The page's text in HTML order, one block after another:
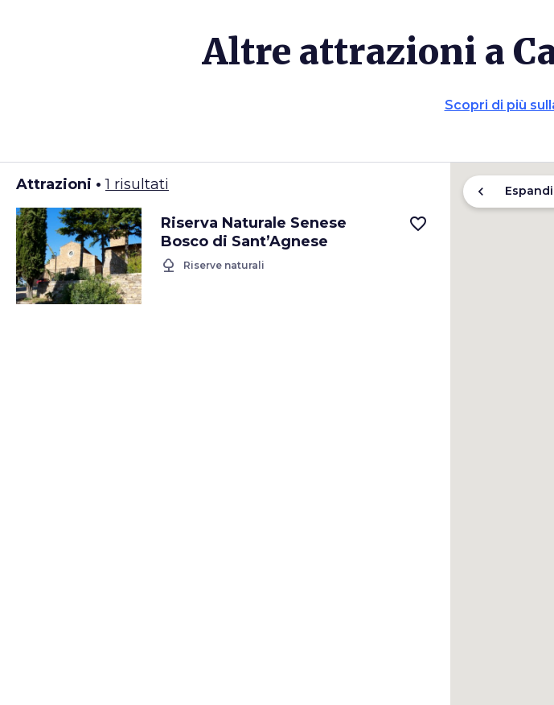
Altre attrazioni a
Scopri di più
Attrazioni •1 risultati
Riserva Naturale Senese
Bosco di Sant’Agnese
nature Riserve naturali
favorite_border
chevron_left